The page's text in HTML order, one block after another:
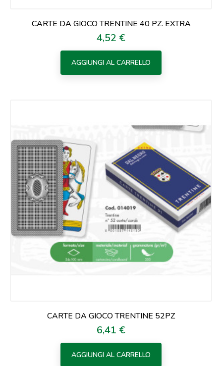
CARTE DA GIOCO TRENTINE 40 PZ. EXTRA
Prezzo
4,52 €
AGGIUNGI AL CARRELLO
CARTE DA GIOCO TRENTINE 52PZ
Prezzo
6,41 €
AGGIUNGI AL CARRELLO